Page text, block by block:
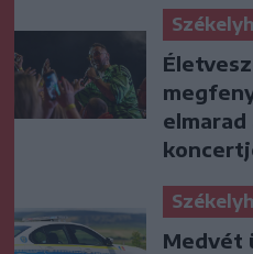
Medvét